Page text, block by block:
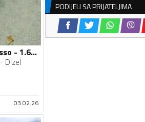
Citroen - C3 Picasso - 1.6 HDI
Dizel
03.02.26
PODIJELI SA PRIJATELJIMA